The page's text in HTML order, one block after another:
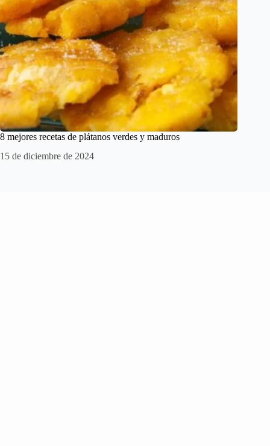
8 mejores recetas de plátanos verdes y maduros
15 de diciembre de 2024